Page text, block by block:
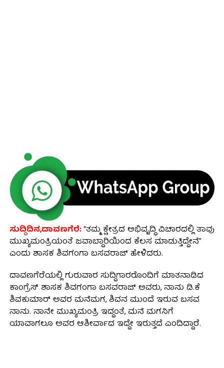
ಸುದ್ದಿದಿನ,ದಾವಣಗೆರೆ:“ತಮ್ಮ ಕ್ಷೇತ್ರದ ಅಭಿವೃದ್ಧಿ ವಿಚಾರದಲ್ಲಿ ತಾವು
ಮುಖ್ಯಮಂತ್ರಿಯಂತೆ ಜವಾಬ್ದಾರಿಯಿಂದ ಕೆಲಸ ಮಾಡುತ್ತಿದ್ದೇನೆ”
ಎಂದು ಶಾಸಕ ಶಿವಗಂಗಾ ಬಸವರಾಜ್ ಹೇಳಿದರು.
ದಾವಣಗೆರೆಯಲ್ಲಿ ಗುರುವಾರ ಸುದ್ದಿಗಾರರೊಂದಿಗೆ ಮಾತನಾಡಿದ
ಕಾಂಗ್ರೆಸ್ ಶಾಸಕ ಶಿವಗಂಗಾ ಬಸವರಾಜ್ ಅವರು, ನಾನು ಡಿ.ಕೆ
ಶಿವಕುಮಾರ್‌ ಅವರ ಮನೆಮಗ, ಶಿವನ ಮುಂದೆ ಇರುವ ಬಸವ
ನಾನು. ನಾನೇ ಮುಖ್ಯಮಂತ್ರಿ ಇದ್ದಂತೆ, ಮನೆ ಮಗನಿಗೆ
ಯಾವಾಗಲೂ ಅವರ ಆಶೀರ್ವಾದ ಇದ್ದೇ ಇರುತ್ತದೆ ಎಂದಿದ್ದಾರೆ.